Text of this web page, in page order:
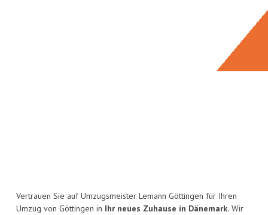
Vertrauen Sie auf Umzugsmeister Lemann Göttingen für Ihren
Umzug von Göttingen in Ihr neues Zuhause in Dänemark. Wir